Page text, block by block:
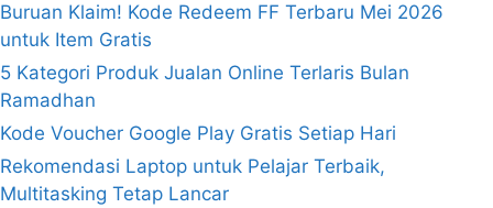
Buruan Klaim! Kode Redeem FF Terbaru Mei 2026
untuk Item Gratis
5 Kategori Produk Jualan Online Terlaris Bulan
Ramadhan
Kode Voucher Google Play Gratis Setiap Hari
Rekomendasi Laptop untuk Pelajar Terbaik,
Multitasking Tetap Lancar